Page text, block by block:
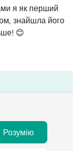
я як перший
знайшла його
😊
Розумію